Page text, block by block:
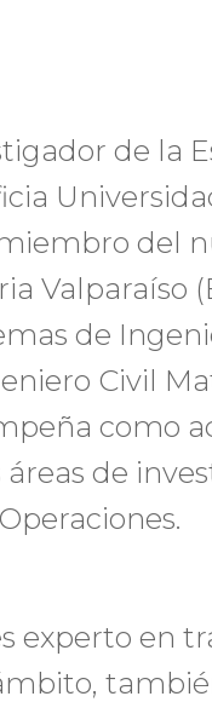
de la
del
Valparaíso
de
Civil
como
de
experto en